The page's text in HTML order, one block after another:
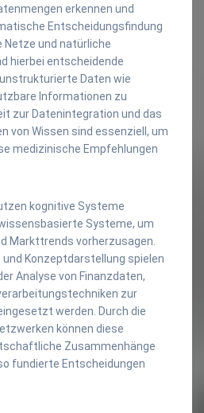
erkennen und
Entscheidungsfindung
Netze und natürliche
hierbei entscheidende
Daten wie
Informationen zu
zur Datenintegration und das
von Wissen sind essenziell, um
medizinische Empfehlungen
kognitive Systeme
Systeme, um
Markttrends vorherzusagen.
und Konzeptdarstellung spielen
Analyse von Finanzdaten,
zur
werden. Durch die
können diese
Zusammenhänge
fundierte Entscheidungen